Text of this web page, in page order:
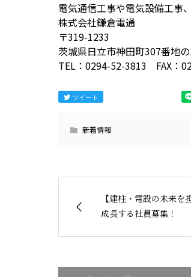
電気通信工事や電気設備工事
株式会社鎌倉電通
〒319-1233
茨城県日立市神田町307番地
TEL：0294-52-3813 FAX：
ツイート
新着情報
【建柱・電設の未来を
成長する社員募集！